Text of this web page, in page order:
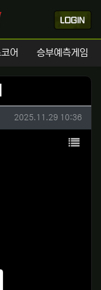
어 승부예측게임
작성일
2025.11.29 10:36
목록